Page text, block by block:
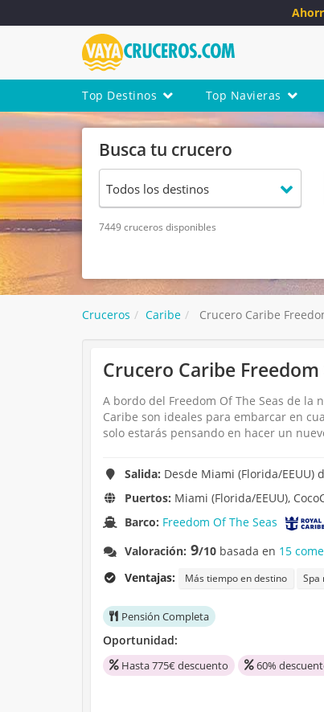
Top Destinos Top Navieras
Busca tu crucero
7449 cruceros disponibles
Cruceros Caribe Crucero Caribe
Crucero Caribe Freedom
A bordo del Freedom Of The Seas de
Caribe son ideales para embarcar en
solo estarás pensando en hacer un
Salida: Desde Miami (Florida/
Puertos: Miami (Florida/EEUU),
Barco: Freedom Of The Seas
Valoración: 9/10 basada en 15
Ventajas:
Más tiempo en destino Spa
Pensión Completa
Oportunidad:
Hasta 775€ descuento 60%